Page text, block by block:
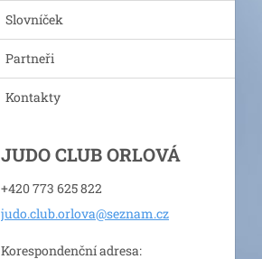
Slovníček
Partneři
Kontakty
JUDO CLUB ORLOVÁ
+420 773 625 822
judo.club.orlova@seznam.cz
Korespondenční adresa: